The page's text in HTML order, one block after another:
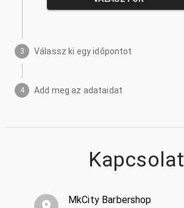
3 Válassz ki egy időpontot
4 Add meg az adataidat
Kapcsolat
MkCity Barbershop